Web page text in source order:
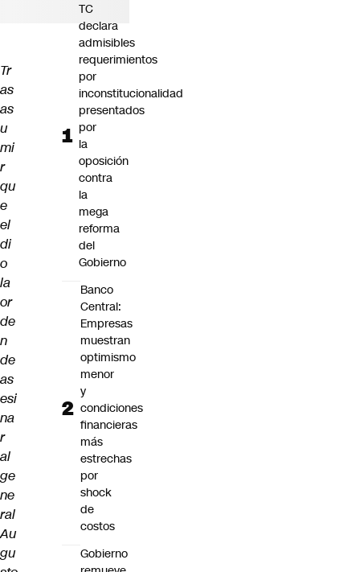
Tr
as
as
u
mi
r
qu
e
el
di
o
la
or
de
n
de
as
esi
na
r
al
ge
ne
ral
Au
gu
TC
declara
admisibles
requerimientos
por
inconstitucionalidad
presentados
por
la
oposición
contra
la
mega
reforma
del
Gobierno
Banco
Central:
Empresas
muestran
optimismo
menor
y
condiciones
financieras
más
estrechas
por
shock
de
costos
Gobierno